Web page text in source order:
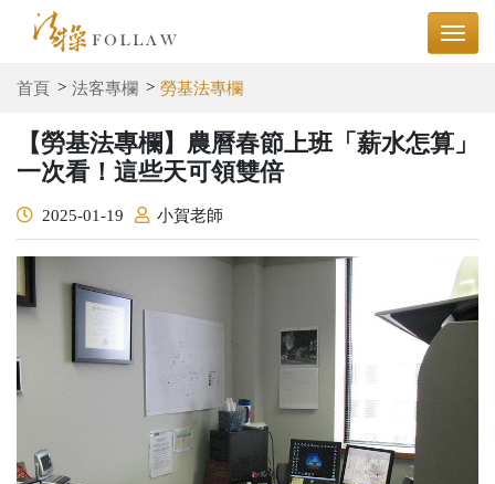
首頁 法客專欄 勞基法專欄
【勞基法專欄】農曆春節上班「薪水怎算」
一次看！這些天可領雙倍
2025-01-19 小賀老師